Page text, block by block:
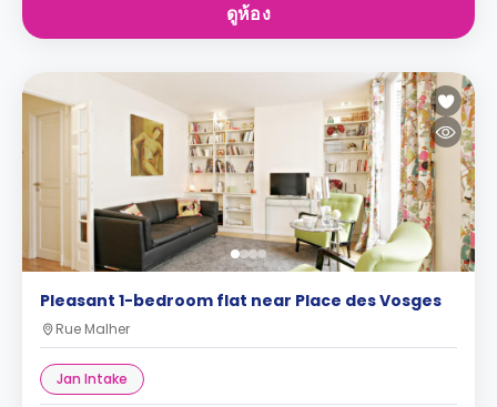
ดูห้อง
Pleasant 1-bedroom flat near Place des Vosges
Rue Malher
Jan Intake